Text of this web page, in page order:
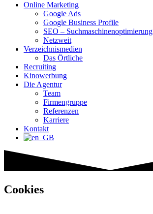
Online Marketing
Google Ads
Google Business Profile
SEO – Suchmaschinenoptimierung
Netzweit
Verzeichnismedien
Das Örtliche
Recruiting
Kinowerbung
Die Agentur
Team
Firmengruppe
Referenzen
Karriere
Kontakt
Cookies